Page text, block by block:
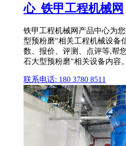
心_铁甲工程机械网
铁甲工程机械网产品中心为
型预粉磨"相关工程机械设备
数、报价、评测、点评等,帮
石大型预粉磨"相关设备内容。
联系电话: 180 3780 8511